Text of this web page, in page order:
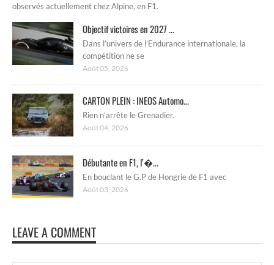
observés actuellement chez Alpine, en F1.
Objectif victoires en 2027 ...
Dans l’univers de l’Endurance internationale, la
compétition ne se
Août 05, 2026
CARTON PLEIN : INEOS Automo...
Rien n’arrête le Grenadier.
Août 04, 2026
Débutante en F1, l’�...
En bouclant le G.P de Hongrie de F1 avec
Août 03, 2026
LEAVE A COMMENT